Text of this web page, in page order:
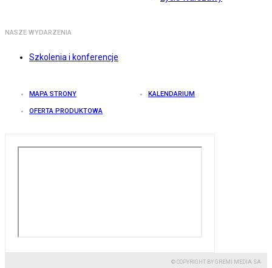
NASZE WYDARZENIA
Szkolenia i konferencje
MAPA STRONY KALENDARIUM
OFERTA PRODUKTOWA
© COPYRIGHT BY GREMI MEDIA SA